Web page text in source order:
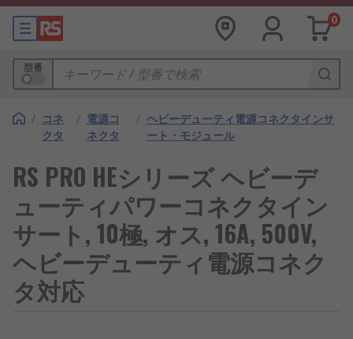
0
型番
/ コネ
クタ
/ 電源コ
ネクタ
/ ヘビーデューティ電源コネクタインサ
ート・モジュール
RS PRO HEシリーズ ヘビーデ
ューティパワーコネクタイン
サート, 10極, オス, 16A, 500V,
ヘビーデューティ電源コネク
タ対応